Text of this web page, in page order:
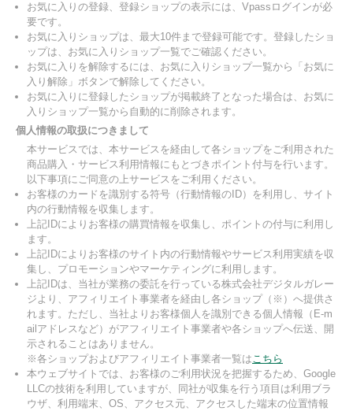
お気に入りの登録、登録ショップの表示には、Vpassログインが必
要です。
お気に入りショップは、最大10件まで登録可能です。登録したショ
ップは、お気に入りショップ一覧でご確認ください。
お気に入りを解除するには、お気に入りショップ一覧から「お気に
入り解除」ボタンで解除してください。
お気に入りに登録したショップが掲載終了となった場合は、お気に
入りショップ一覧から自動的に削除されます。
個人情報の取扱につきまして
本サービスでは、本サービスを経由して各ショップをご利用された
商品購入・サービス利用情報にもとづきポイント付与を行います。
以下事項にご同意の上サービスをご利用ください。
お客様のカードを識別する符号（行動情報のID）を利用し、サイト
内の行動情報を収集します。
上記IDによりお客様の購買情報を収集し、ポイントの付与に利用し
ます。
上記IDによりお客様のサイト内の行動情報やサービス利用実績を収
集し、プロモーションやマーケティングに利用します。
上記IDは、当社が業務の委託を行っている株式会社デジタルガレー
ジより、アフィリエイト事業者を経由し各ショップ（※）へ提供さ
れます。ただし、当社よりお客様個人を識別できる個人情報（E-m
ailアドレスなど）がアフィリエイト事業者や各ショップへ伝送、開
示されることはありません。
※各ショップおよびアフィリエイト事業者一覧はこちら
本ウェブサイトでは、お客様のご利用状況を把握するため、Google
LLCの技術を利用していますが、同社が収集を行う項目は利用ブラ
ウザ、利用端末、OS、アクセス元、アクセスした端末の位置情報